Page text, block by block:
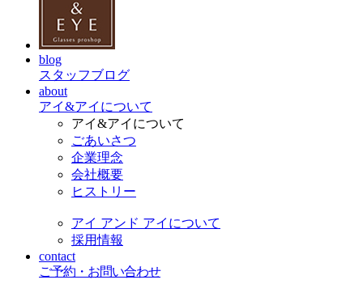
blog
スタッフブログ
about
アイ&アイについて
アイ&アイについて
ごあいさつ
企業理念
会社概要
ヒストリー
アイ アンド アイについて
採用情報
contact
ご予約・お問い合わせ